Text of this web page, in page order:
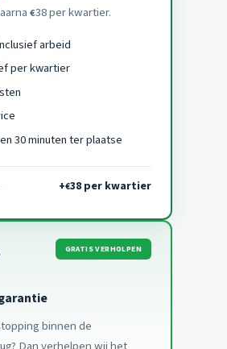
€38 per kwartier.
arbeid
per kwartier
30 minuten ter plaatse
+€38 per kwartier
GRATIS VERHOLPEN
binnen de